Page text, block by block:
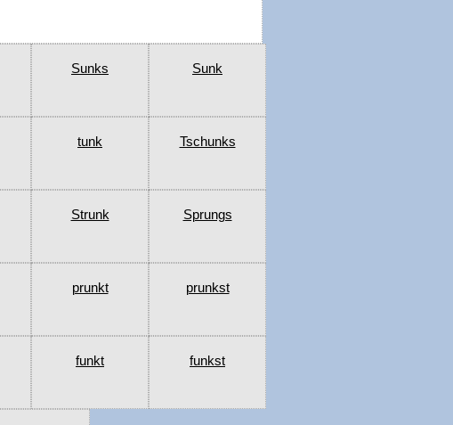
Sunks Sunk
tunk Tschunks
Strunk Sprungs
prunkt prunkst
funkt funkst